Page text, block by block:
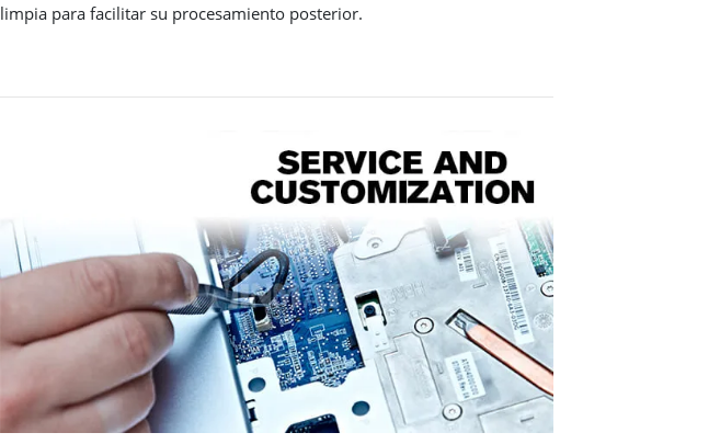
limpia para facilitar su procesamiento posterior.